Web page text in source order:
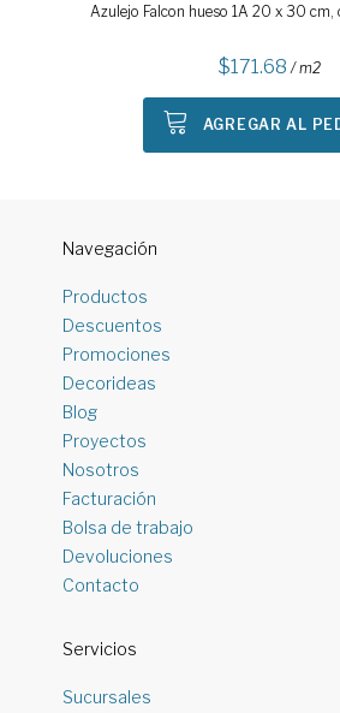
Azulejo Falcon hueso 1A 20 x 30 cm,
171.68 / m2
AGREGAR AL
Navegación
Productos
Descuentos
Promociones
Decorideas
Blog
Proyectos
Nosotros
Facturación
Bolsa de trabajo
Devoluciones
Contacto
Servicios
Sucursales